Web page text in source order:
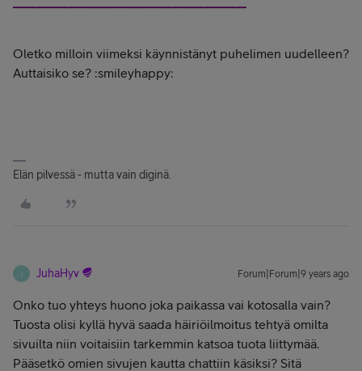
Oletko milloin viimeksi käynnistänyt puhelimen uudelleen?
Auttaisiko se? :smileyhappy:
Elän pilvessä - mutta vain diginä.
J JuhaHyv Forum|Forum|9 years ago
Onko tuo yhteys huono joka paikassa vai kotosalla vain?
Tuosta olisi kyllä hyvä saada häiriöilmoitus tehtyä omilta
sivuilta niin voitaisiin tarkemmin katsoa tuota liittymää.
Pääsetkö omien sivujen kautta chattiin käsiksi? Sitä